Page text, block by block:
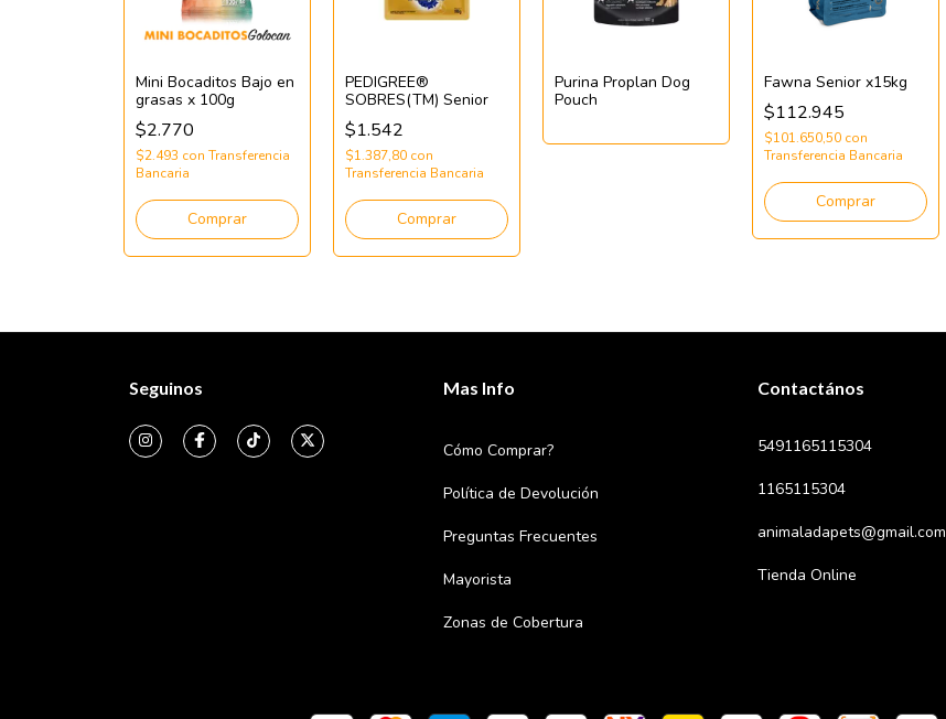
Mini Bocaditos Bajo en
grasas x 100g
$2.770
$2.493 con Transferencia
Bancaria
Comprar
PEDIGREE®
SOBRES(TM) Senior
$1.542
$1.387,80 con
Transferencia Bancaria
Comprar
Purina Proplan Dog
Pouch
Fawna Senior x15kg
$112.945
$101.650,50 con
Transferencia Bancaria
Comprar
Seguinos Mas Info
Cómo Comprar?
Política de Devolución
Preguntas Frecuentes
Mayorista
Zonas de Cobertura
Contactános
5491165115304
1165115304
animaladapets@gmail.com
Tienda Online